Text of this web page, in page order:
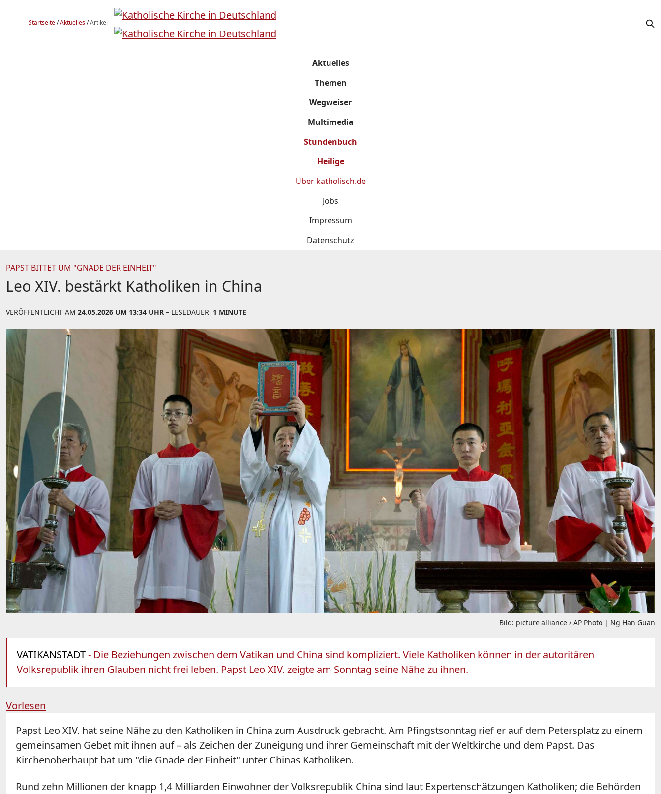
Startseite/Aktuelles/Artikel
Aktuelles
Themen
Wegweiser
Multimedia
Stundenbuch
Heilige
Über katholisch.de
Jobs
Impressum
Datenschutz
PAPST BITTET UM "GNADE DER EINHEIT"
Leo XIV. bestärkt Katholiken in China
VERÖFFENTLICHT AM 24.05.2026 UM 13:34 UHR – LESEDAUER: 1 MINUTE
Bild: picture alliance / AP Photo | Ng Han Guan
VATIKANSTADT- Die Beziehungen zwischen dem Vatikan und China sind kompliziert. Viele Katholiken können in der autoritären
Volksrepublik ihren Glauben nicht frei leben. Papst Leo XIV. zeigte am Sonntag seine Nähe zu ihnen.
Vorlesen
Papst Leo XIV. hat seine Nähe zu den Katholiken in China zum Ausdruck gebracht. Am Pfingstsonntag rief er auf dem Petersplatz zu einem
gemeinsamen Gebet mit ihnen auf – als Zeichen der Zuneigung und ihrer Gemeinschaft mit der Weltkirche und dem Papst. Das
Kirchenoberhaupt bat um "die Gnade der Einheit" unter Chinas Katholiken.
Rund zehn Millionen der knapp 1,4 Milliarden Einwohner der Volksrepublik China sind laut Expertenschätzungen Katholiken; die Behörden